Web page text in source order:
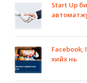
Start Up
Facebook,
хийх нь